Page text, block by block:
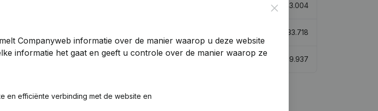
€ 43.004
33.718
-54,61% 59.937
Close
Companyweb informatie over de manier waarop u deze website
informatie het gaat en geeft u controle over de manier waarop ze
en efficiënte verbinding met de website en